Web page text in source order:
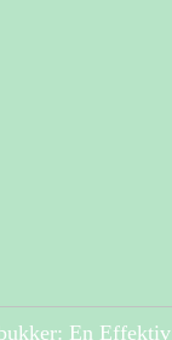
En Effektiv